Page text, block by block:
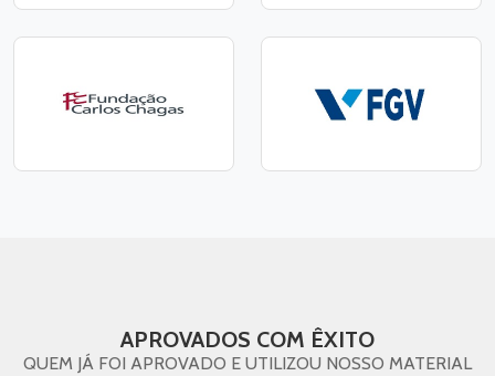
APROVADOS COM ÊXITO
QUEM JÁ FOI APROVADO E UTILIZOU NOSSO MATERIAL